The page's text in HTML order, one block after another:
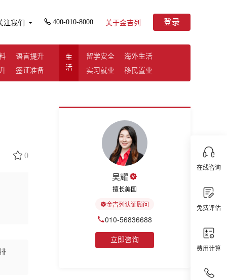
注我们 400-010-8000 关于金吉列 登录
语言提升
签证准备
生
活
留学安全
海外生活
实习就业
移民置业
在线咨询
免费评估
费用计算
0
吴耀
擅长美国
金吉列认证顾问
010-56836688
立即咨询